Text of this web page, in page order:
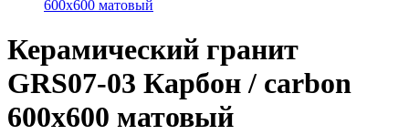
600x600 матовый
Керамический гранит
GRS07-03 Карбон / carbon
600x600 матовый